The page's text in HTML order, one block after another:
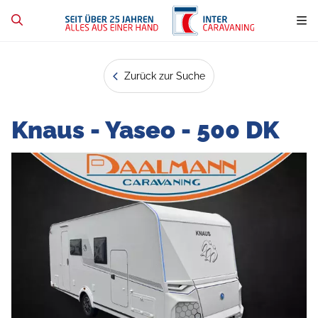
Zurück zur Suche
Knaus - Yaseo - 500 DK